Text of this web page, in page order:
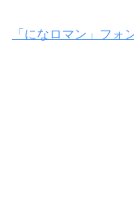
「になロマン」フォ